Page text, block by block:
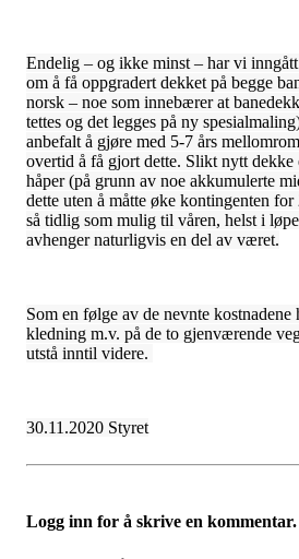
Endelig – og ikke minst – har vi
om å få oppgradert dekket på begge
norsk – noe som innebærer at
tettes og det legges på ny
anbefalt å gjøre med 5-7 års
overtid å få gjort dette. Slikt nytt
håper (på grunn av noe akkumulerte
dette uten å måtte øke kontingenten
så tidlig som mulig til våren, helst i
avhenger naturligvis en del av været.
Som en følge av de nevnte kostnadene
kledning m.v. på de to gjenværende
utstå inntil videre.
30.11.2020 Styret
Logg inn for å skrive en kommentar.